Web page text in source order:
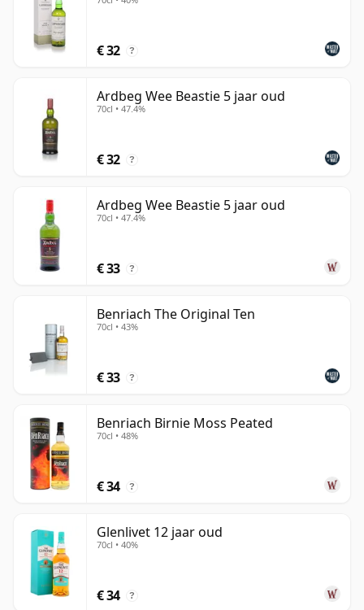
verwarmingsregime, afsnijpunten, condensortype en
vatselectie dragen allemaal bij aan het uiteindelijke
karakter van de whisky. Regionale identiteit kan nog
specifieke keuzes die in de distilleerderij zelf worden
gemaakt.
€ 32 ?
Ardbeg Wee Beastie 5 jaar oud
70cl • 47.4%
€ 32 ?
Ardbeg Wee Beastie 5 jaar oud
70cl • 47.4%
€ 33 ?
Benriach The Original Ten
70cl • 43%
€ 33 ?
Benriach Birnie Moss Peated
70cl • 48%
€ 34 ?
Glenlivet 12 jaar oud
70cl • 40%
€ 34 ?